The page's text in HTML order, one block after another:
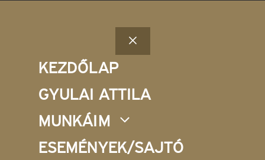
Bezár
KEZDŐLAP
GYULAI ATTILA
MUNKÁIM
ESEMÉNYEK/SAJTÓ